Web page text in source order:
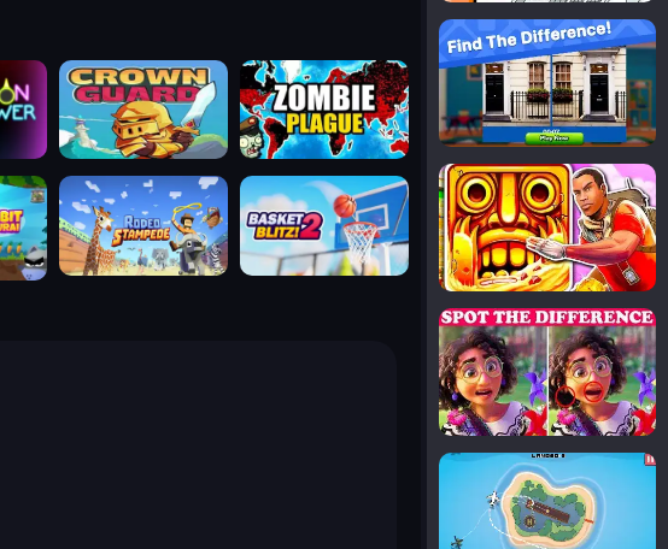
crown guard zombie plague
rodeo stampede basket blitz
notice the difference
temple run 2
spot the differences
silly sky